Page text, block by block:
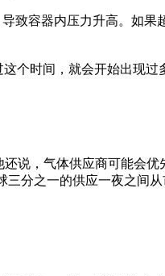
致容器内压力升高。如
个时间，就会开始出现过
说，气体供应商可能会
分之一的供应一夜之间